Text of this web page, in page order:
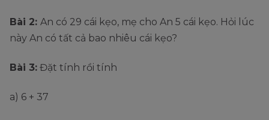
Bài 2: An có 29 cái kẹo, mẹ cho An 5 cái kẹo. Hỏi lúc
này An có tất cả bao nhiêu cái kẹo?
Bài 3: Đặt tính rồi tính
a) 6 + 37